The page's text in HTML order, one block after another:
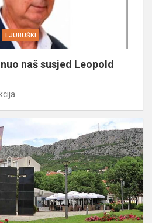
LJUBUŠKI
naš susjed Leopold